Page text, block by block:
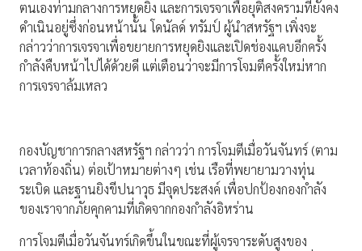
ตนเองท่ามกลางการหยุดยิง และการเจรจาเพื่อยุติสงครามที่ยังคง
ดำเนินอยู่ซึ่งก่อนหน้านั้น โดนัลด์ ทรัมป์ ผู้นำสหรัฐฯ เพิ่งจะ
กล่าวว่าการเจรจาเพื่อขยายการหยุดยิงและเปิดช่องแคบอีกครั้ง
กำลังคืบหน้าไปได้ด้วยดี แต่เตือนว่าจะมีการโจมตีครั้งใหม่หาก
การเจรจาล้มเหลว
กองบัญชาการกลางสหรัฐฯ กล่าวว่า การโจมตีเมื่อวันจันทร์ (ตาม
เวลาท้องถิ่น) ต่อเป้าหมายต่างๆ เช่น เรือที่พยายามวางทุ่น
ระเบิด และฐานยิงขีปนาวุธ มีจุดประสงค์ เพื่อปกป้องกองกำลัง
ของเราจากภัยคุกคามที่เกิดจากกองกำลังอิหร่าน
การโจมตีเมื่อวันจันทร์เกิดขึ้นในขณะที่ผู้เจรจาระดับสูงของ